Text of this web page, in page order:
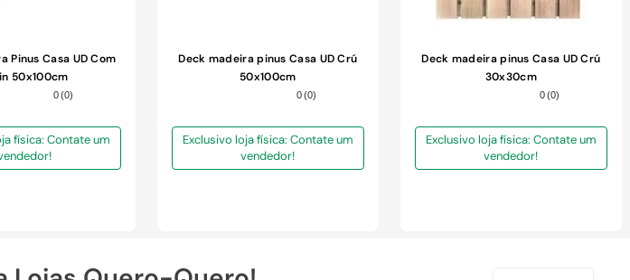
Pinus Casa UD Com
50x100cm
0(0)
física: Contate um
Deck madeira pinus Casa UD Crú
50x100cm
0(0)
Exclusivo loja física: Contate um
vendedor!
Deck madeira pinus Casa UD Crú
30x30cm
0(0)
Exclusivo loja física: Contate um
vendedor!